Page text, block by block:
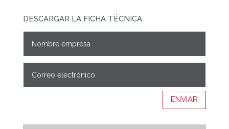
DESCARGAR LA FICHA TÉCNICA
ENVIAR